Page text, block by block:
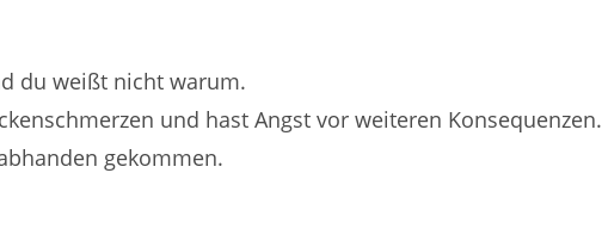
du weißt nicht warum.
und hast Angst vor weiteren Konsequenzen.
gekommen.